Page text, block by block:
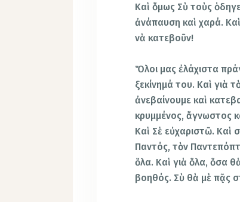
Καὶ ὅμως Σὺ τοὺς
ἀνάπαυση καὶ χαρά.
νὰ κατεβοῦν!
Ὅλοι μας ἐλάχιστα
ξεκίνημά του. Καὶ γιὰ
ἀνεβαίνουμε καὶ
κρυμμένος, ἄγνωστος
Καὶ Σὲ εὐχαριστῶ. Καὶ
Παντός, τὸν
ὅλα. Καὶ γιὰ ὅλα, ὅσα
βοηθός. Σὺ θὰ μὲ πᾷς